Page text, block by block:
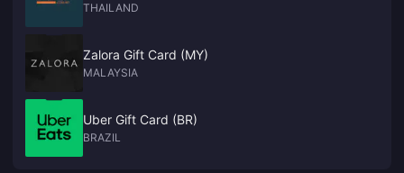
THAILAND
Zalora Gift Card (MY)
MALAYSIA
Uber Gift Card (BR)
BRAZIL